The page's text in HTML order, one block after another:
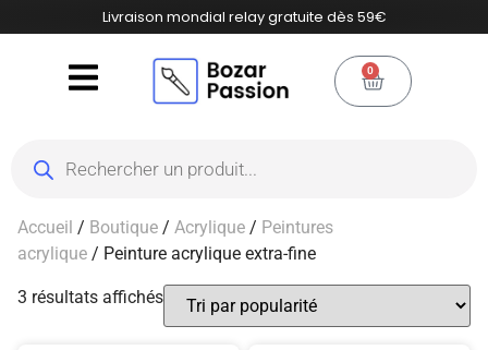
Livraison mondial relay gratuite dès 59€
0
Accueil / Boutique / Acrylique / Peintures
acrylique / Peinture acrylique extra-fine
3 résultats affichés